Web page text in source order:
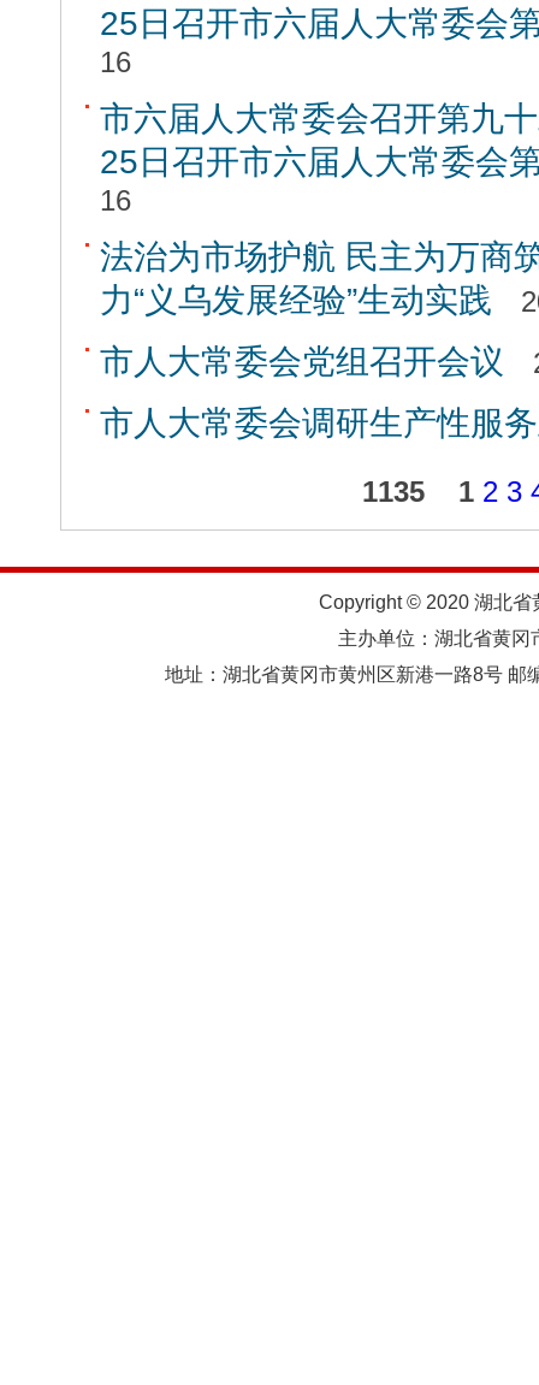
25日召开市六届人大常委会
16
市六届人大常委会召开第九
25日召开市六届人大常委会
16
法治为市场护航 民主为万
力“义乌发展经验”生动实践
市人大常委会党组召开会议
市人大常委会调研生产性服
1135 1 2 3
Copyright © 2020 湖北省
主办单位：湖北省黄
地址：湖北省黄冈市黄州区新港一路8号